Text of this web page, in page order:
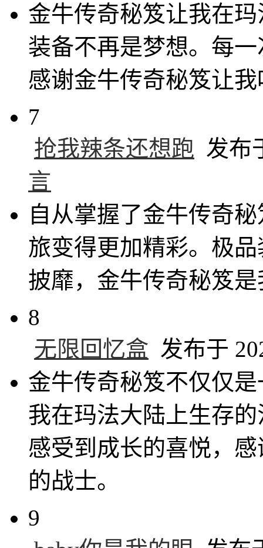
金牛传奇秘笈让我在
装备不再是梦想。每
感谢金牛传奇秘笈让
7
抢我辣条还想跑 发布
言
自从掌握了金牛传奇
旅变得更加精彩。极
披靡，金牛传奇秘笈
8
无限回忆盒 发布于
金牛传奇秘笈不仅仅
我在玛法大陆上生存
感受到成长的喜悦，
的战士。
9